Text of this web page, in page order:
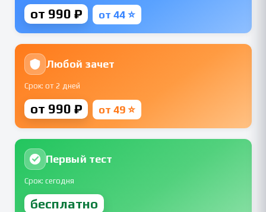
от 990 ₽ от 44 ⭐
Любой зачет
Срок: от 2 дней
от 990 ₽ от 49 ⭐
Первый тест
Срок: сегодня
бесплатно